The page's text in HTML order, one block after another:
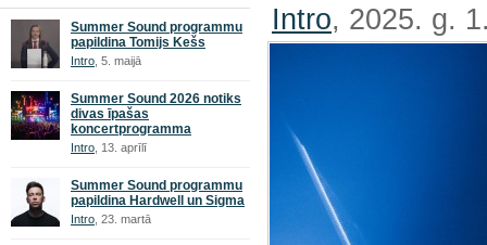
Summer Sound programmu
papildina Tomijs Kešs
Intro , 5. maijā
Summer Sound 2026 notiks
divas īpašas
koncertprogramma
Intro , 13. aprīlī
Summer Sound programmu
papildina Hardwell un Sigma
Intro , 23. martā
Intro, 2025. g.